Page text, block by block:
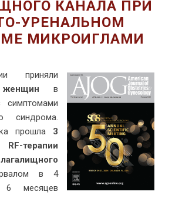
КАНАЛА ПРИ
УРЕНАЛЬНОМ
МИКРОИГЛАМИ
приняли
в
симптомами
синдрома.
прошла 3
терапии
в 4
6 месяцев